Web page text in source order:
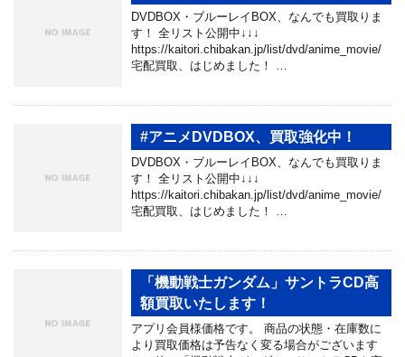
DVDBOX・ブルーレイBOX、なんでも買取りま
す！ 全リスト公開中↓↓↓
https://kaitori.chibakan.jp/list/dvd/anime_movie/
宅配買取、はじめました！ …
#アニメDVDBOX、買取強化中！
DVDBOX・ブルーレイBOX、なんでも買取りま
す！ 全リスト公開中↓↓↓
https://kaitori.chibakan.jp/list/dvd/anime_movie/
宅配買取、はじめました！ …
「機動戦士ガンダム」サントラCD高
額買取いたします！
アプリ会員様価格です。 商品の状態・在庫数に
より買取価格は予告なく変る場合がございます